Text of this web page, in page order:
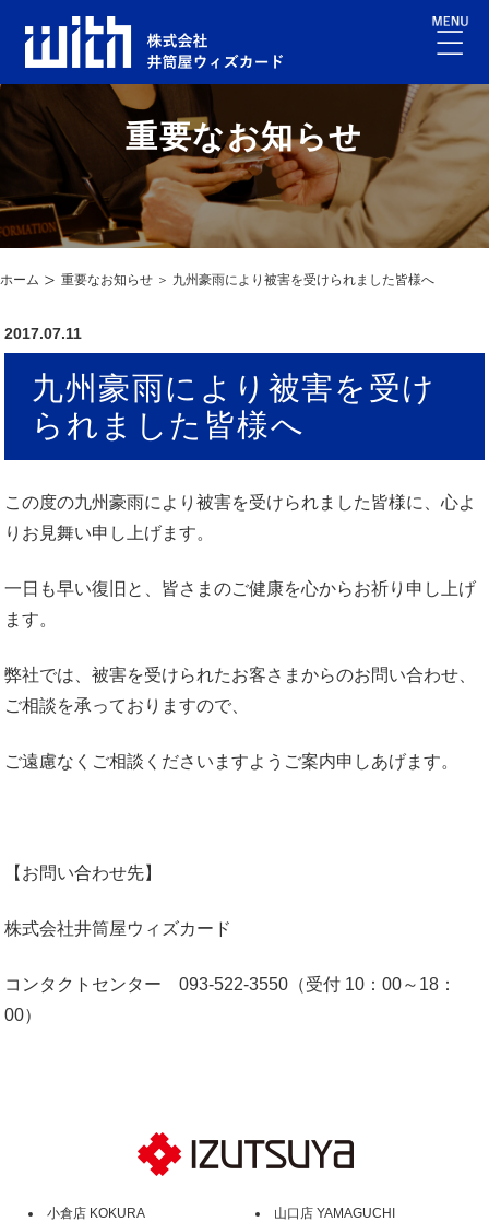
重要なお知らせ
ホーム 重要なお知らせ ＞ 九州豪雨により被害を受けられました皆様へ
2017.07.11
九州豪雨により被害を受け
られました皆様へ
この度の九州豪雨により被害を受けられました皆様に、心よ
りお見舞い申し上げます。
一日も早い復旧と、皆さまのご健康を心からお祈り申し上げ
ます。
弊社では、被害を受けられたお客さまからのお問い合わせ、
ご相談を承っておりますので、
ご遠慮なくご相談くださいますようご案内申しあげます。
【お問い合わせ先】
株式会社井筒屋ウィズカード
コンタクトセンター 093-522-3550（受付 10：00～18：
00）
小倉店 KOKURA
山口店 YAMAGUCHI